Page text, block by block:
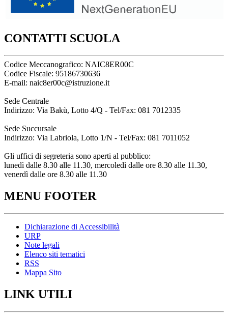
CONTATTI SCUOLA
Codice Meccanografico: NAIC8ER00C
Codice Fiscale: 95186730636
E-mail: naic8er00c@istruzione.it
Sede Centrale
Indirizzo: Via Bakù, Lotto 4/Q - Tel/Fax: 081 7012335
Sede Succursale
Indirizzo: Via Labriola, Lotto 1/N - Tel/Fax: 081 7011052
Gli uffici di segreteria sono aperti al pubblico:
lunedì dalle 8.30 alle 11.30, mercoledì dalle ore 8.30 alle 11.30,
venerdì dalle ore 8.30 alle 11.30
MENU FOOTER
Dichiarazione di Accessibilità
URP
Note legali
Elenco siti tematici
RSS
Mappa Sito
LINK UTILI